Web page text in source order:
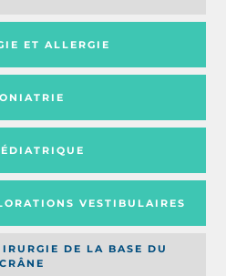
ET ALLERGIE
VESTIBULAIRES
DE LA BASE DU
CRÂNE